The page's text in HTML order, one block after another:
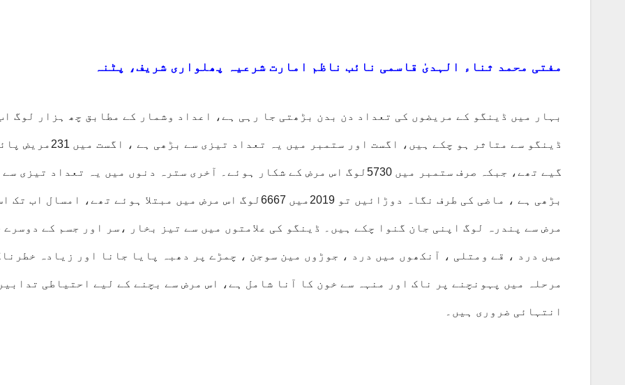
مفتی محمد ثناء الہدیٰ قاسمی نائب ناظم امارت شرعیہ پھلواری شریف، پٹنہ
بہار میں ڈینگو کے مریضوں کی تعداد دن بدن بڑھتی جا رہی ہے، اعداد وشمار کے مطابق چھ ہزار لوگ
ڈینگو سے متاثر ہو چکے ہیں، اگست اور ستمبر میں یہ تعداد تیزی سے بڑھی ہے ، اگست
گیے تھے، جبکہ صرف ستمبر میں 5730لوگ اس مرض کے شکار ہوئے۔ آخری سترہ دنوں میں یہ تعداد تیزی سے
بڑھی ہے ، ماضی کی طرف نگاہ دوڑائیں تو 2019میں 6667لوگ اس مرض میں مبتلا ہوئے تھے، امسال اب تک
مرض سے پندرہ لوگ اپنی جان گنوا چکے ہیں۔ ڈینگو کی علامتوں میں سے تیز بخار ،سر اور جسم کے دوسرے
میں درد ، قے ومتلی ، آنکھوں میں درد ، جوڑوں مین سوجن ، چمڑے پر دھبہ پایا جانا اور زیادہ
مرحلہ میں پہونچنے پر ناک اور منہہ سے خون کا آنا شامل ہے، اس مرض سے بچنے کے لیے احتیاطی تدابیر
انتہائی ضروری ہیں۔